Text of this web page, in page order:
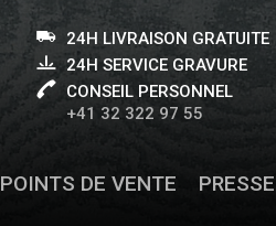
24H LIVRAISON GRATUITE
24H SERVICE GRAVURE
CONSEIL PERSONNEL
+41 32 322 97 55
POINTS DE VENTE PRESSE